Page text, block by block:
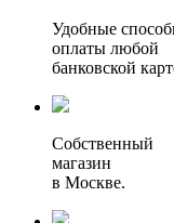
Удобные
оплаты любой
банковской
Собственный
магазин
в Москве.